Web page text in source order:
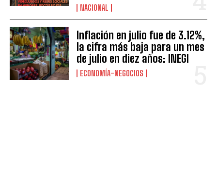
NACIONAL
Inflación en julio fue de 3.12%,
la cifra más baja para un mes
de julio en diez años: INEGI
ECONOMÍA-NEGOCIOS